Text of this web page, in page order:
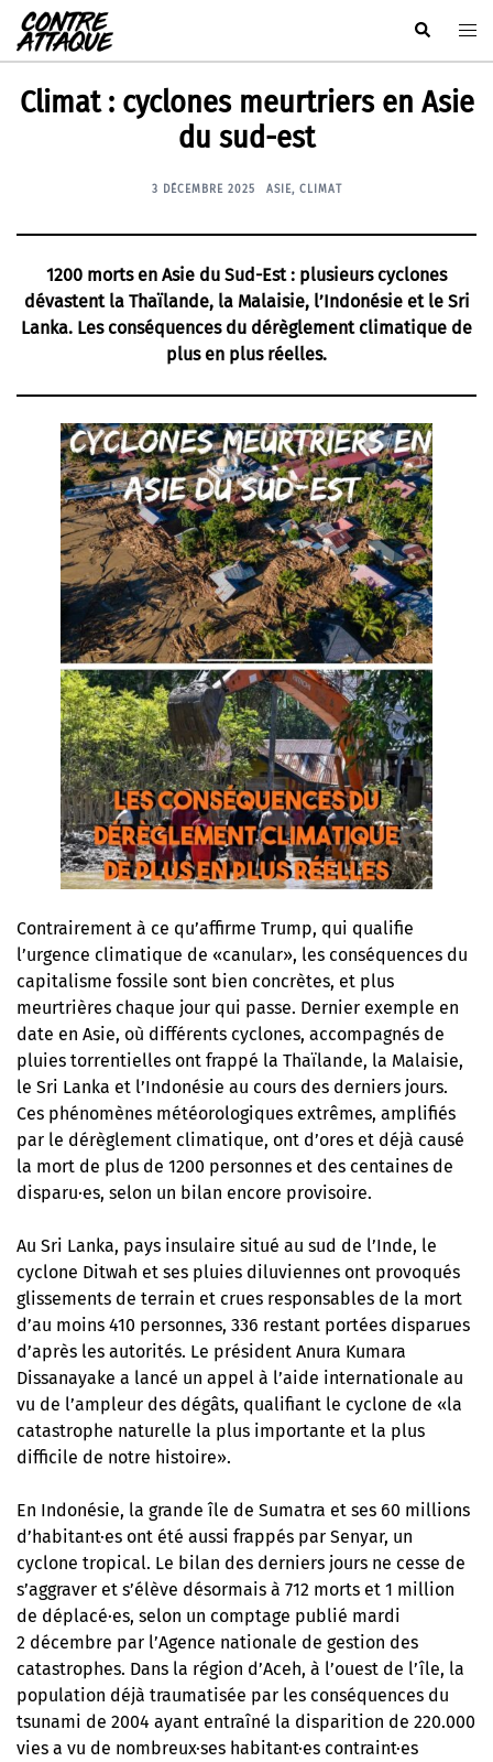
Aller
au
contenu
Rechercher
Climat : cyclones meurtriers en Asie
du sud-est
3 DÉCEMBRE 2025 ASIE, CLIMAT
1200 morts en Asie du Sud-Est : plusieurs cyclones
dévastent la Thaïlande, la Malaisie, l’Indonésie et le Sri
Lanka. Les conséquences du dérèglement climatique de
plus en plus réelles.
Contrairement à ce qu’affirme Trump, qui qualifie
l’urgence climatique de «canular», les conséquences du
capitalisme fossile sont bien concrètes, et plus
meurtrières chaque jour qui passe. Dernier exemple en
date en Asie, où différents cyclones, accompagnés de
pluies torrentielles ont frappé la Thaïlande, la Malaisie,
le Sri Lanka et l’Indonésie au cours des derniers jours.
Ces phénomènes météorologiques extrêmes, amplifiés
par le dérèglement climatique, ont d’ores et déjà causé
la mort de plus de 1200 personnes et des centaines de
disparu·es, selon un bilan encore provisoire.
Au Sri Lanka, pays insulaire situé au sud de l’Inde, le
cyclone Ditwah et ses pluies diluviennes ont provoqués
glissements de terrain et crues responsables de la mort
d’au moins 410 personnes, 336 restant portées disparues
d’après les autorités. Le président Anura Kumara
Dissanayake a lancé un appel à l’aide internationale au
vu de l’ampleur des dégâts, qualifiant le cyclone de «la
catastrophe naturelle la plus importante et la plus
difficile de notre histoire».
En Indonésie, la grande île de Sumatra et ses 60 millions
d’habitant·es ont été aussi frappés par Senyar, un
cyclone tropical. Le bilan des derniers jours ne cesse de
s’aggraver et s’élève désormais à 712 morts et 1 million
de déplacé·es, selon un comptage publié mardi
2 décembre par l’Agence nationale de gestion des
catastrophes. Dans la région d’Aceh, à l’ouest de l’île, la
population déjà traumatisée par les conséquences du
tsunami de 2004 ayant entraîné la disparition de 220.000
vies a vu de nombreux·ses habitant·es contraint·es